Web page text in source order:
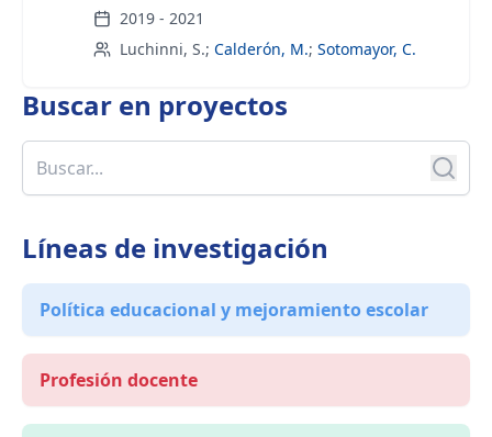
2019 - 2021
Luchinni, S.; Calderón, M.; Sotomayor, C.
Buscar en proyectos
Líneas de investigación
Política educacional y mejoramiento escolar
Profesión docente